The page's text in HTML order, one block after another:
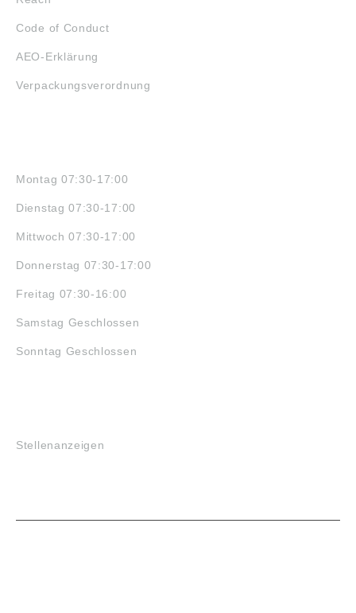
Code of Conduct
AEO-Erklärung
Verpackungsverordnung
Montag 07:30-17:00
Dienstag 07:30-17:00
Mittwoch 07:30-17:00
Donnerstag 07:30-17:00
Freitag 07:30-16:00
Samstag Geschlossen
Sonntag Geschlossen
Stellenanzeigen